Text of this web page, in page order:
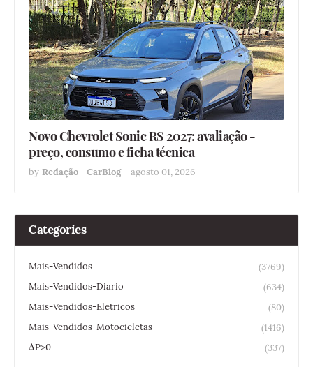
Novo Chevrolet Sonic RS 2027: avaliação -
preço, consumo e ficha técnica
by Redação - CarBlog - agosto 01, 2026
Categories
Mais-Vendidos
(3769)
Mais-Vendidos-Diario
(634)
Mais-Vendidos-Eletricos
(80)
Mais-Vendidos-Motocicletas
(1416)
ΔP>0
(337)